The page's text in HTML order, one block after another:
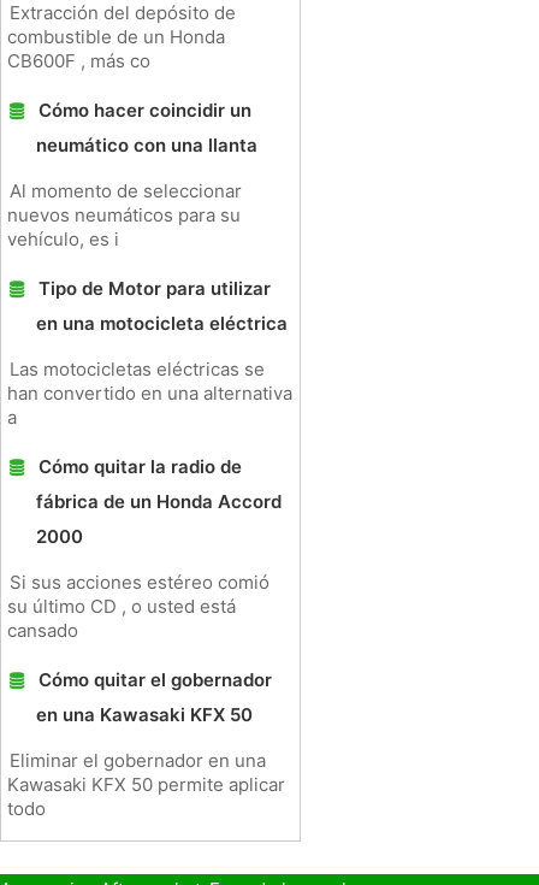
Extracción del depósito de
combustible de un Honda
CB600F , más co
Cómo hacer coincidir un
neumático con una llanta
Al momento de seleccionar
nuevos neumáticos para su
vehículo, es i
Tipo de Motor para utilizar
en una motocicleta eléctrica
Las motocicletas eléctricas se
han convertido en una alternativa
a
Cómo quitar la radio de
fábrica de un Honda Accord
2000
Si sus acciones estéreo comió
su último CD , o usted está
cansado
Cómo quitar el gobernador
en una Kawasaki KFX 50
Eliminar el gobernador en una
Kawasaki KFX 50 permite aplicar
todo